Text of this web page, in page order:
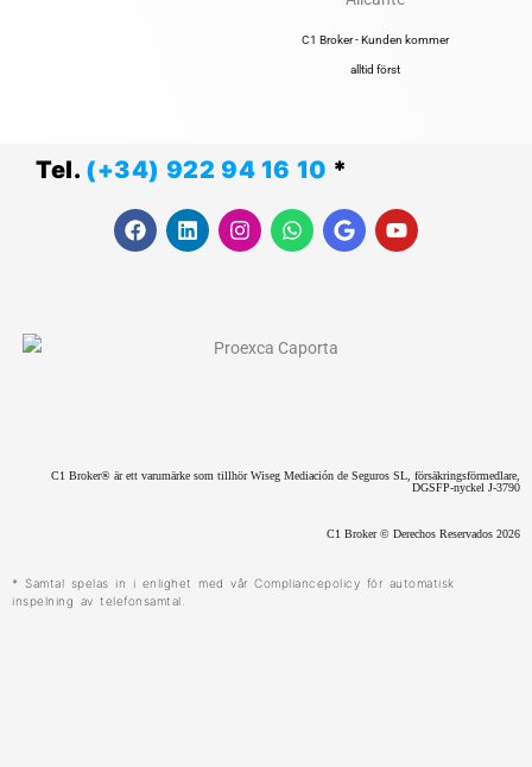
C1 Broker - Kunden kommer
alltid först
Tel. (+34) 922 94 16 10 *
F
a
c
L
i
n
I
n
s
r
W
h
a
p
G
o
o
Y
o
u
C1 Broker® är ett varumärke som tillhör Wiseg Mediación de Seguros SL, försäkringsförmedlare,
DGSFP-nyckel J-3790
C1 Broker © Derechos Reservados 2026
* Samtal spelas in i enlighet med vår Compliancepolicy för automatisk
inspelning av telefonsamtal.